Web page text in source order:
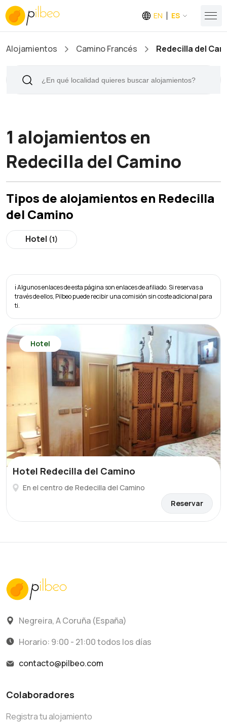
EN ES
Alojamientos Camino Francés Redecilla del
1 alojamientos en
Redecilla del Camino
Tipos de alojamientos en Redecilla
del Camino
Hotel (1)
ℹ️ Algunos enlaces de esta página son enlaces de afiliado. Si reservas a
través de ellos, Pilbeo puede recibir una comisión sin coste adicional para
ti.
Hotel
Hotel Redecilla del Camino
En el centro de Redecilla del Camino
Reservar
Negreira, A Coruña (España)
Horario: 9:00 - 21:00 todos los días
contacto@pilbeo.com
Colaboradores
Registra tu alojamiento